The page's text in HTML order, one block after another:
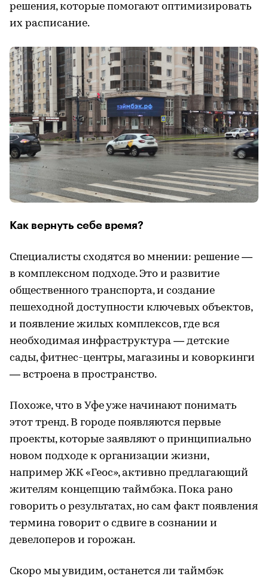
решения, которые помогают оптимизировать
их расписание.
Как вернуть себе время?
Специалисты сходятся во мнении: решение —
в комплексном подходе. Это и развитие
общественного транспорта, и создание
пешеходной доступности ключевых объектов,
и появление жилых комплексов, где вся
необходимая инфраструктура — детские
сады, фитнес-центры, магазины и коворкинги
— встроена в пространство.
Похоже, что в Уфе уже начинают понимать
этот тренд. В городе появляются первые
проекты, которые заявляют о принципиально
новом подходе к организации жизни,
например ЖК «Геос», активно предлагающий
жителям концепцию таймбэка. Пока рано
говорить о результатах, но сам факт появления
термина говорит о сдвиге в сознании и
девелоперов и горожан.
Скоро мы увидим, останется ли таймбэк